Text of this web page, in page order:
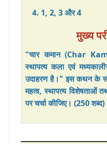
1, 2, 3 और 4
मुख्य
"चार कमान (Char
स्थापत्य कला एवं
उदाहरण है।" इस कथन के
महत्व, स्थापत्य विशेषताओं
पर चर्चा कीजिए। (250 शब्द)